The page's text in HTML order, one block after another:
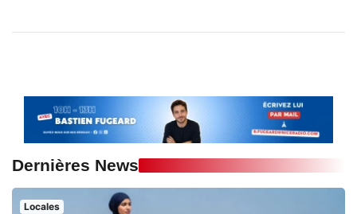
Dernières News
Locales